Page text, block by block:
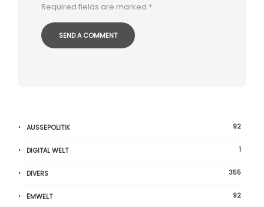
Required fields are marked *
AUSSEPOLITIK 92
DIGITAL WELT 1
DIVERS 355
ËMWELT 92